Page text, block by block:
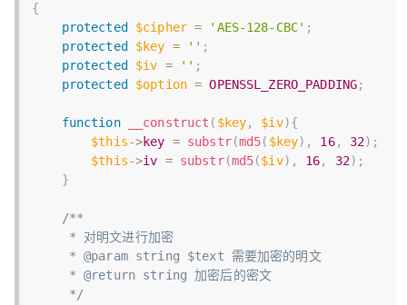
{
protected
$cipher = 'AES-128-CBC' ;
protected
$key = '' ;
protected
$iv = '' ;
protected
$option = OPENSSL_ZERO_PADDING;
function __construct ( $key, $iv){
$this->key = substr(md5( $key) , 16, 32) ;
$this->iv = substr(md5($iv) , 16, 32) ;
}
/**
     */